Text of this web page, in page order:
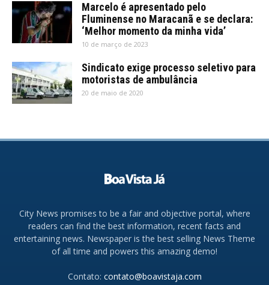
Marcelo é apresentado pelo
Fluminense no Maracanã e se declara:
‘Melhor momento da minha vida’
10 de março de 2023
Sindicato exige processo seletivo para
motoristas de ambulância
20 de maio de 2020
City News promises to be a fair and objective portal, where
readers can find the best information, recent facts and
entertaining news. Newspaper is the best selling News Theme
of all time and powers this amazing demo!
Contato: contato@boavistaja.com